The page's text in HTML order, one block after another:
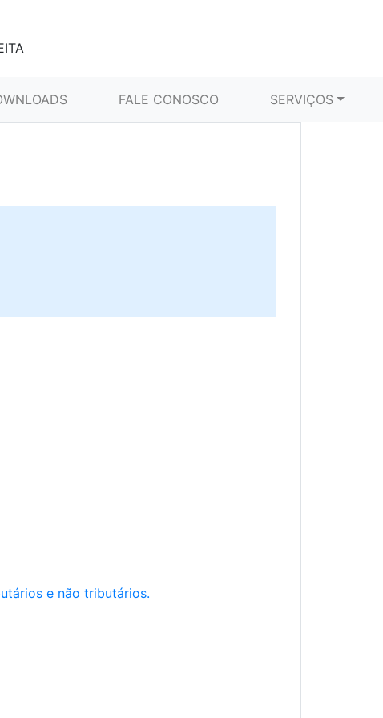
FALE CONOSCO SERVIÇOS
e não tributários.